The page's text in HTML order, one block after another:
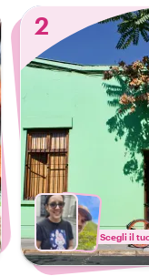
2
Scegli il